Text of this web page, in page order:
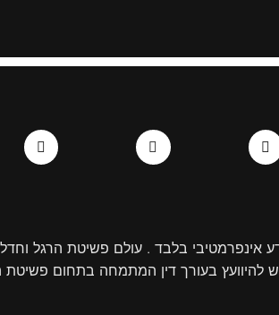
t
e
r
l
o
p
e
d
i
בלבד . עולם פשיטת הרגל
להיוועץ בעורך דין המתמחה בתחום פשיטת